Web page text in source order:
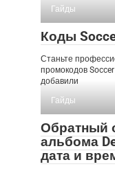
Гайды
Коды
Станьте
промокодов
добавили
Гайды
Обратный
альбома
дата и